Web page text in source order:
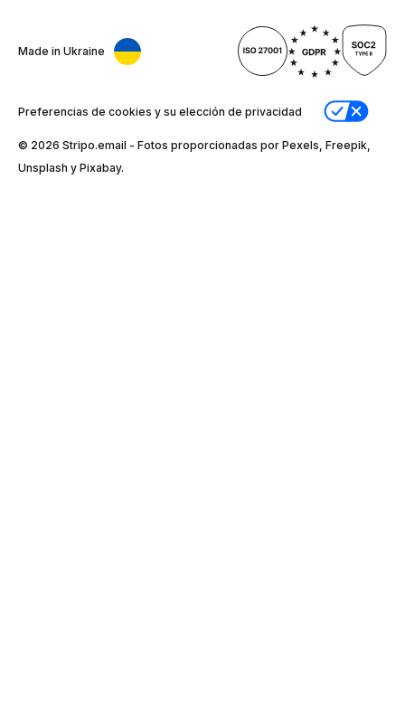
Made in Ukraine
Preferencias de cookies y su elección de privacidad
© 2026 Stripо.email - Fotos proporcionadas por Pexels, Freepik,
Unsplash y Pixabay.